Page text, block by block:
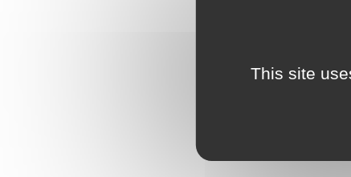
This site